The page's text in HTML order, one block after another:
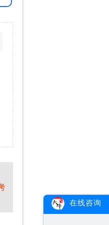
在线咨询